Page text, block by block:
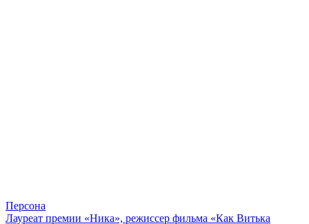
Персона
Лауреат премии «Ника», режиссер фильма «Как Витька